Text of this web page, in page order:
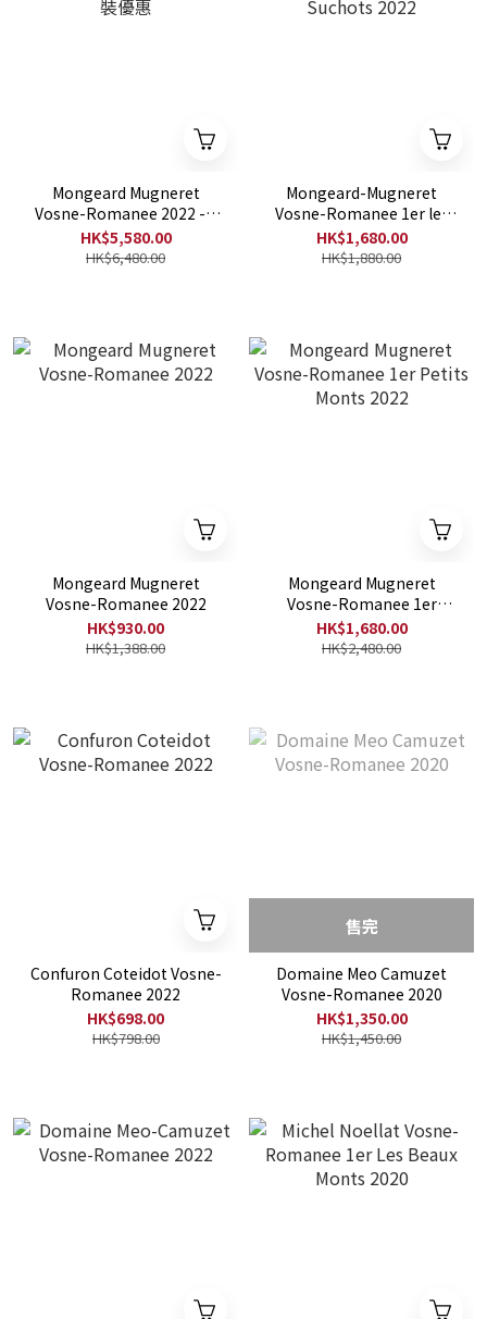
Mongeard Mugneret
Vosne-Romanee 2022 - 6
支裝優惠
HK$5,580.00
HK$6,480.00
Mongeard-Mugneret
Vosne-Romanee 1er les
Suchots 2022
HK$1,680.00
HK$1,880.00
Mongeard Mugneret
Vosne-Romanee 2022
HK$930.00
HK$1,388.00
Mongeard Mugneret
Vosne-Romanee 1er
Petits Monts 2022
HK$1,680.00
HK$2,480.00
Confuron Coteidot Vosne-
Romanee 2022
HK$698.00
HK$798.00
售完
Domaine Meo Camuzet
Vosne-Romanee 2020
HK$1,350.00
HK$1,450.00